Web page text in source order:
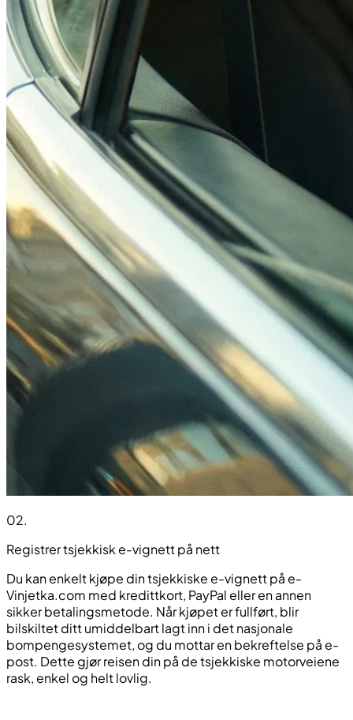
02.
Registrer tsjekkisk e-vignett på nett
Du kan enkelt kjøpe din tsjekkiske e-vignett på e-
Vinjetka.com med kredittkort, PayPal eller en annen
sikker betalingsmetode. Når kjøpet er fullført, blir
bilskiltet ditt umiddelbart lagt inn i det nasjonale
bompengesystemet, og du mottar en bekreftelse på e-
post. Dette gjør reisen din på de tsjekkiske motorveiene
rask, enkel og helt lovlig.